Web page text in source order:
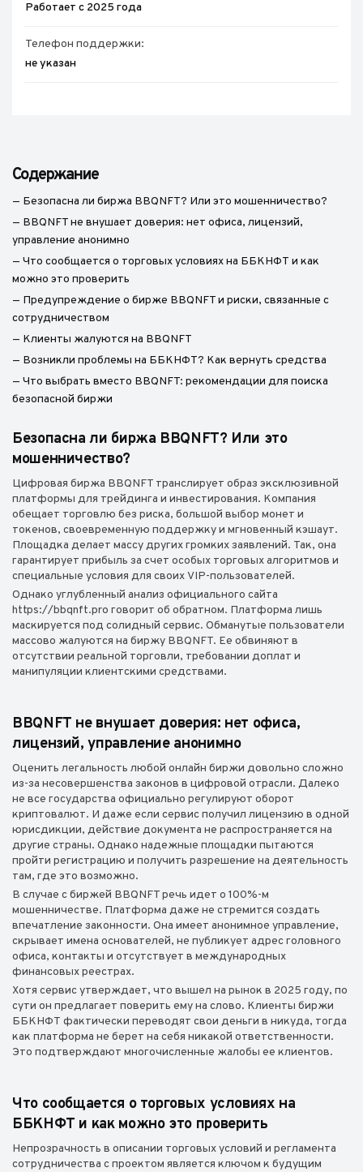
Работает с 2025 года
Телефон поддержки:
не указан
Содержание
— Безопасна ли биржа BBQNFT? Или это мошенничество?
— BBQNFT не внушает доверия: нет офиса, лицензий,
управление анонимно
— Что сообщается о торговых условиях на ББКНФТ и как
можно это проверить
— Предупреждение о бирже BBQNFT и риски, связанные с
сотрудничеством
— Клиенты жалуются на BBQNFT
— Возникли проблемы на ББКНФТ? Как вернуть средства
— Что выбрать вместо BBQNFT: рекомендации для поиска
безопасной биржи
Безопасна ли биржа BBQNFT? Или это
мошенничество?
Цифровая биржа BBQNFT транслирует образ эксклюзивной
платформы для трейдинга и инвестирования. Компания
обещает торговлю без риска, большой выбор монет и
токенов, своевременную поддержку и мгновенный кэшаут.
Площадка делает массу других громких заявлений. Так, она
гарантирует прибыль за счет особых торговых алгоритмов и
специальные условия для своих VIP-пользователей.
Однако углубленный анализ официального сайта
https://bbqnft.pro говорит об обратном. Платформа лишь
маскируется под солидный сервис. Обманутые пользователи
массово жалуются на биржу BBQNFT. Ее обвиняют в
отсутствии реальной торговли, требовании доплат и
манипуляции клиентскими средствами.
BBQNFT не внушает доверия: нет офиса,
лицензий, управление анонимно
Оценить легальность любой онлайн биржи довольно сложно
из-за несовершенства законов в цифровой отрасли. Далеко
не все государства официально регулируют оборот
криптовалют. И даже если сервис получил лицензию в одной
юрисдикции, действие документа не распространяется на
другие страны. Однако надежные площадки пытаются
пройти регистрацию и получить разрешение на деятельность
там, где это возможно.
В случае с биржей BBQNFT речь идет о 100%-м
мошенничестве. Платформа даже не стремится создать
впечатление законности. Она имеет анонимное управление,
скрывает имена основателей, не публикует адрес головного
офиса, контакты и отсутствует в международных
финансовых реестрах.
Хотя сервис утверждает, что вышел на рынок в 2025 году, по
сути он предлагает поверить ему на слово. Клиенты биржи
ББКНФТ фактически переводят свои деньги в никуда, тогда
как платформа не берет на себя никакой ответственности.
Это подтверждают многочисленные жалобы ее клиентов.
Что сообщается о торговых условиях на
ББКНФТ и как можно это проверить
Непрозрачность в описании торговых условий и регламента
сотрудничества с проектом является ключом к будущим